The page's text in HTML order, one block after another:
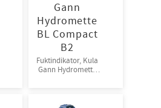
Gann
Hydromette
BL Compact
B2
Fuktindikator, Kula
Gann Hydromette